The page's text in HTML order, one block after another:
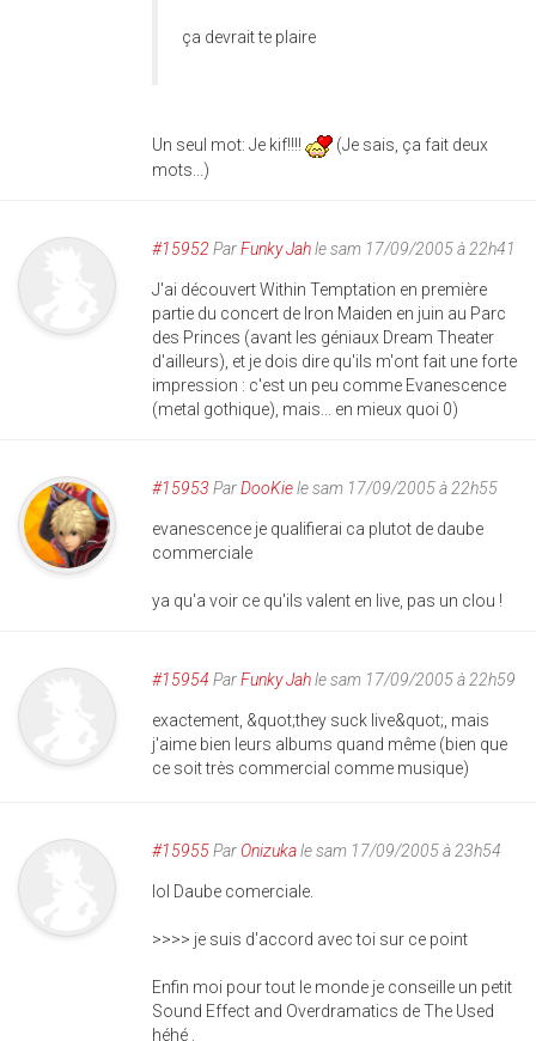
ça devrait te plaire
Un seul mot: Je kif!!!!
(Je sais, ça fait deux
mots...)
#15952 ParFunky Jahle sam 17/09/2005 à 22h41
J'ai découvert Within Temptation en première
partie du concert de Iron Maiden en juin au Parc
des Princes (avant les géniaux Dream Theater
d'ailleurs), et je dois dire qu'ils m'ont fait une forte
impression : c'est un peu comme Evanescence
(metal gothique), mais... en mieux quoi 0)
#15953 ParDooKiele sam 17/09/2005 à 22h55
evanescence je qualifierai ca plutot de daube
commerciale
ya qu'a voir ce qu'ils valent en live, pas un clou !
#15954 ParFunky Jahle sam 17/09/2005 à 22h59
exactement, &quot;they suck live&quot;, mais
j'aime bien leurs albums quand même (bien que
ce soit très commercial comme musique)
#15955ParOnizukale sam 17/09/2005 à 23h54
lol Daube comerciale.
>>>> je suis d'accord avec toi sur ce point
Enfin moi pour tout le monde je conseille un petit
Sound Effect and Overdramatics de The Used
héhé .